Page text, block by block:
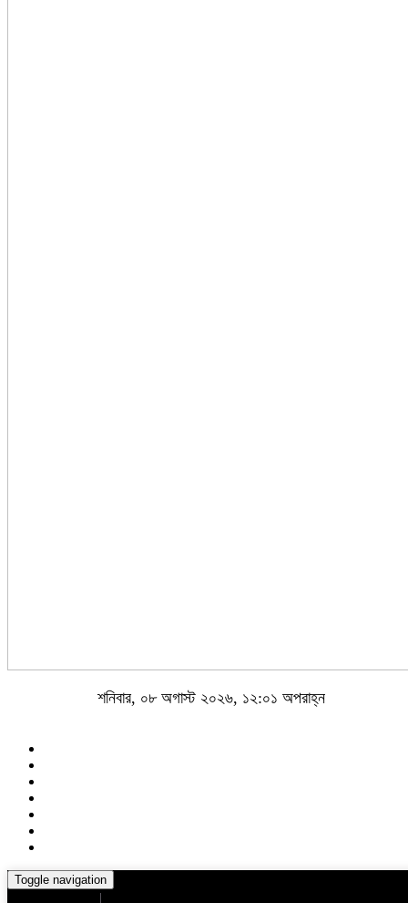
শনিবার, ০৮ অগাস্ট ২০২৬, ১২:০১ অপরাহ্ন
Toggle navigation